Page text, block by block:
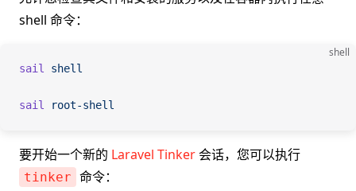
shell 命令：
shell
sail shell
sail root-shell
要开始一个新的 Laravel Tinker 会话，您可以执行
tinker 命令：